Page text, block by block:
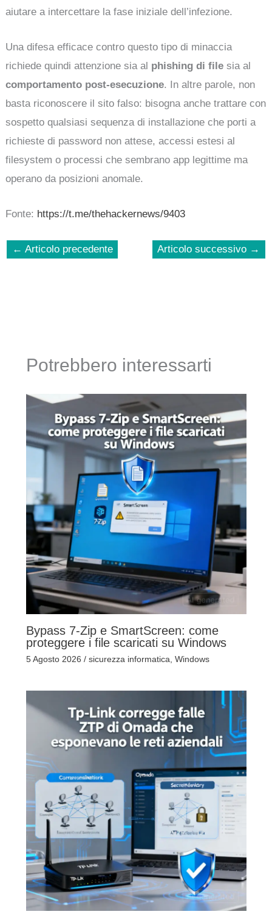
aiutare a intercettare la fase iniziale dell’infezione.
Una difesa efficace contro questo tipo di minaccia
richiede quindi attenzione sia al phishing di file sia al
comportamento post-esecuzione. In altre parole, non
basta riconoscere il sito falso: bisogna anche trattare con
sospetto qualsiasi sequenza di installazione che porti a
richieste di password non attese, accessi estesi al
filesystem o processi che sembrano app legittime ma
operano da posizioni anomale.
Fonte: https://t.me/thehackernews/9403
← Articolo precedente Articolo successivo →
Potrebbero interessarti
Bypass 7-Zip e SmartScreen: come
proteggere i file scaricati su Windows
5 Agosto 2026 / sicurezza informatica Windows